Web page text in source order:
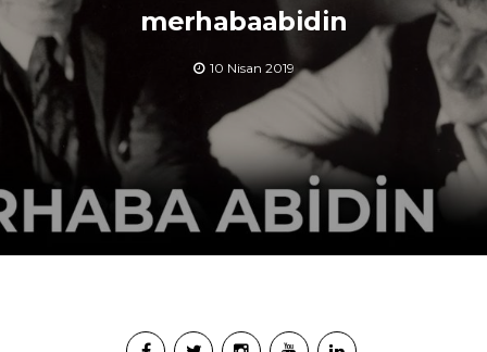
merhabaabidin
10 Nisan 2019